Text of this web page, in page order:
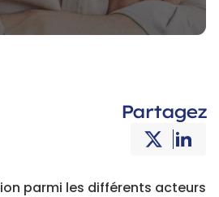
parmi les différents acteurs
Partagez